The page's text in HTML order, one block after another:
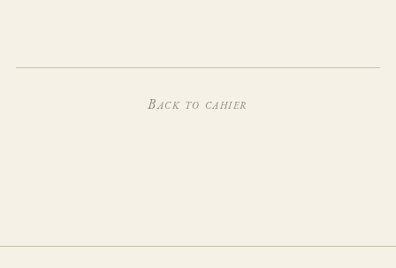
Back to cahier